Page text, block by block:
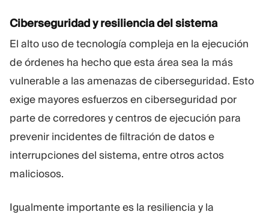
Ciberseguridad y resiliencia del sistema
El alto uso de tecnología compleja en la ejecución
de órdenes ha hecho que esta área sea la más
vulnerable a las amenazas de ciberseguridad. Esto
exige mayores esfuerzos en ciberseguridad por
parte de corredores y centros de ejecución para
prevenir incidentes de filtración de datos e
interrupciones del sistema, entre otros actos
maliciosos.
Igualmente importante es la resiliencia y la